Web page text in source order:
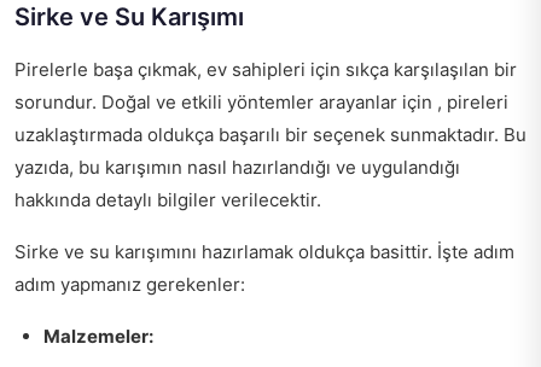
Sirke ve Su Karışımı
Pirelerle başa çıkmak, ev sahipleri için sıkça karşılaşılan bir
sorundur. Doğal ve etkili yöntemler arayanlar için , pireleri
uzaklaştırmada oldukça başarılı bir seçenek sunmaktadır. Bu
yazıda, bu karışımın nasıl hazırlandığı ve uygulandığı
hakkında detaylı bilgiler verilecektir.
Sirke ve su karışımını hazırlamak oldukça basittir. İşte adım
adım yapmanız gerekenler:
Malzemeler: